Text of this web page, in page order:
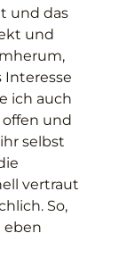
und das
und
Interesse
ich auch
offen und
selbst
vertraut
So,
eben